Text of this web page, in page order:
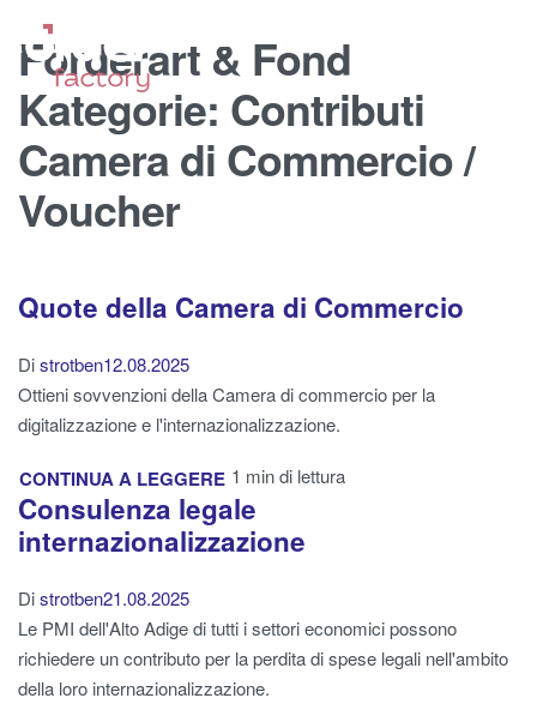
Förderart & Fond
Kategorie: Contributi
Camera di Commercio /
Voucher
Quote della Camera di Commercio
Distrotben12.08.2025
Ottieni sovvenzioni della Camera di commercio per la
digitalizzazione e l'internazionalizzazione.
CONTINUA A LEGGERE 1 min di lettura
Consulenza legale
internazionalizzazione
Distrotben21.08.2025
Le PMI dell'Alto Adige di tutti i settori economici possono
richiedere un contributo per la perdita di spese legali nell'ambito
della loro internazionalizzazione.